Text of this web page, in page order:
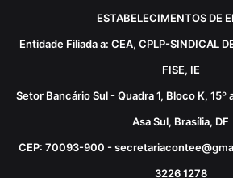
ESTABELECIMENTOS DE
Entidade Filiada a: CEA, CPLP-SINDICAL
FISE, IE
Setor Bancário Sul - Quadra 1, Bloco K, 15º
Asa Sul, Brasília, DF
CEP: 70093-900 -
3226 1278